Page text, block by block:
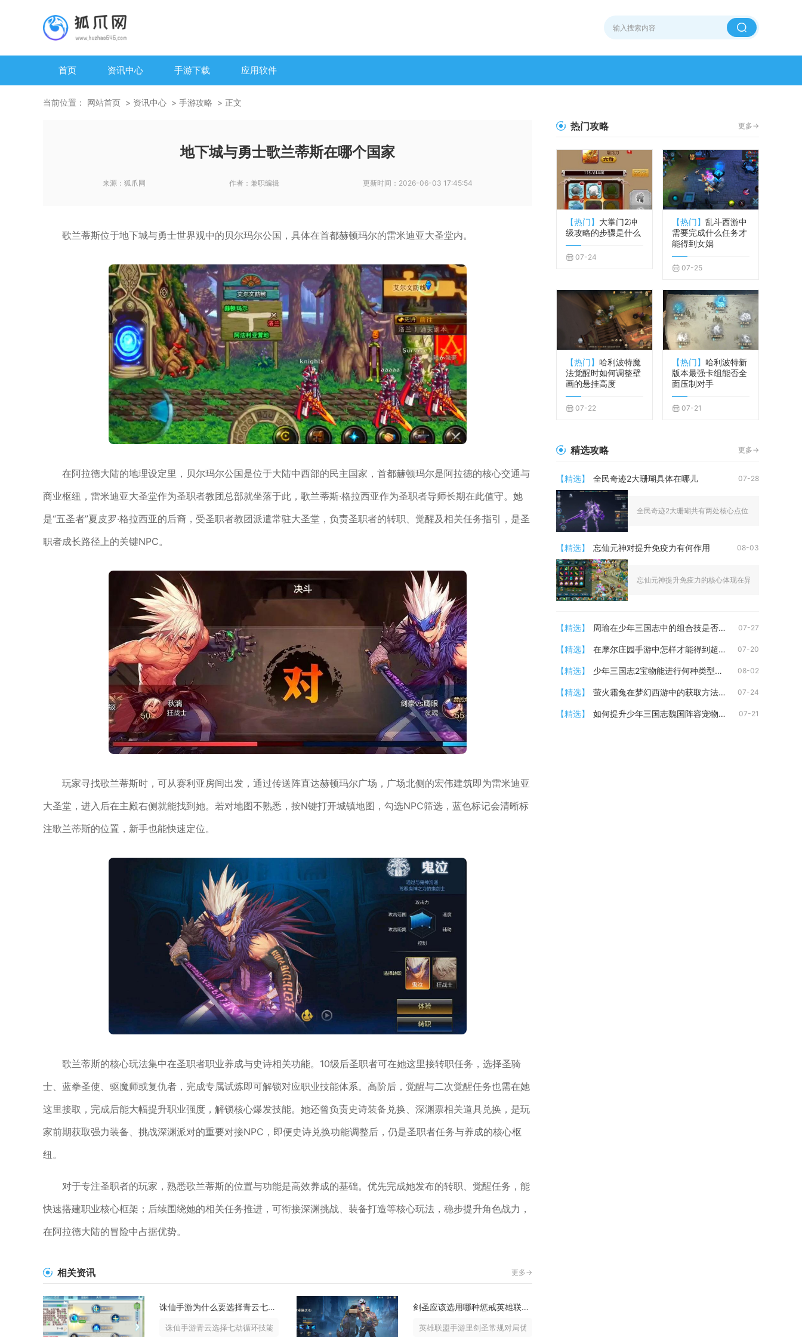
首页 资讯中心 手游下载 应用软件
当前位置： 网站首页 资讯中心 手游攻略 正文
地下城与勇士歌兰蒂斯在哪个国家
来源： 狐爪网 作者： 兼职编辑 更新时间： 2026-06-03 17:45:54
歌兰蒂斯位于地下城与勇士世界观中的贝尔玛尔公国，具体在首都赫顿玛尔的雷米迪亚大圣堂内。
在阿拉德大陆的地理设定里，贝尔玛尔公国是位于大陆中西部的民主国家，首都赫顿玛尔是阿拉德的核心交通与
商业枢纽，雷米迪亚大圣堂作为圣职者教团总部就坐落于此，歌兰蒂斯·格拉西亚作为圣职者导师长期在此值守。她
是“五圣者”夏皮罗·格拉西亚的后裔，受圣职者教团派遣常驻大圣堂，负责圣职者的转职、觉醒及相关任务指引，是圣
职者成长路径上的关键NPC。
玩家寻找歌兰蒂斯时，可从赛利亚房间出发，通过传送阵直达赫顿玛尔广场，广场北侧的宏伟建筑即为雷米迪亚
大圣堂，进入后在主殿右侧就能找到她。若对地图不熟悉，按N键打开城镇地图，勾选NPC筛选，蓝色标记会清晰标
注歌兰蒂斯的位置，新手也能快速定位。
歌兰蒂斯的核心玩法集中在圣职者职业养成与史诗相关功能。10级后圣职者可在她这里接转职任务，选择圣骑
士、蓝拳圣使、驱魔师或复仇者，完成专属试炼即可解锁对应职业技能体系。高阶后，觉醒与二次觉醒任务也需在她
这里接取，完成后能大幅提升职业强度，解锁核心爆发技能。她还曾负责史诗装备兑换、深渊票相关道具兑换，是玩
家前期获取强力装备、挑战深渊派对的重要对接NPC，即便史诗兑换功能调整后，仍是圣职者任务与养成的核心枢
纽。
对于专注圣职者的玩家，熟悉歌兰蒂斯的位置与功能是高效养成的基础。优先完成她发布的转职、觉醒任务，能
快速搭建职业核心框架；后续围绕她的相关任务推进，可衔接深渊挑战、装备打造等核心玩法，稳步提升角色战力，
在阿拉德大陆的冒险中占据优势。
相关资讯 更多->
诛仙手游为什么要选择青云七劫循环技能
诛仙手游青云选择七劫循环技能，核心原因是这套循环可以做到无输...
剑圣应该选用哪种惩戒英雄联盟手游
英雄联盟手游里剑圣常规对局优先选择红色惩戒，在己方团队控制资...
热门攻略 更多->
【热门】 大掌门2冲
级攻略的步骤是什么
07-24
【热门】 乱斗西游中
需要完成什么任务才
能得到女娲
07-25
【热门】 哈利波特魔
法觉醒时如何调整壁
画的悬挂高度
07-22
【热门】 哈利波特新
版本最强卡组能否全
面压制对手
07-21
精选攻略 更多->
【精选】 全民奇迹2大珊瑚具体在哪儿 07-28
全民奇迹2大珊瑚共有两处核心点位，主目标大珊瑚
【精选】 忘仙元神对提升免疫力有何作用 08-03
忘仙元神提升免疫力的核心体现在异常抵抗、负面
【精选】 周瑜在少年三国志中的组合技是否有连击效果 07-27
【精选】 在摩尔庄园手游中怎样才能得到超级拉姆 07-20
【精选】 少年三国志2宝物能进行何种类型的转换 08-02
【精选】 萤火霜兔在梦幻西游中的获取方法是什么 07-24
【精选】 如何提升少年三国志魏国阵容宠物实力 07-21